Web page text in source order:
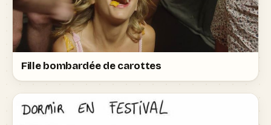
Fille bombardée de carottes